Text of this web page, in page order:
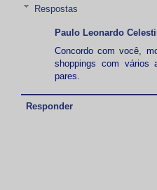
Respostas
Paulo Leonardo
Concordo com você,
shoppings com vários
pares.
Responder